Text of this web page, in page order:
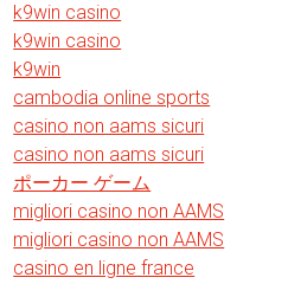
k9win casino
k9win casino
k9win
cambodia online sports
casino non aams sicuri
casino non aams sicuri
ポーカー ゲーム
migliori casino non AAMS
migliori casino non AAMS
casino en ligne france